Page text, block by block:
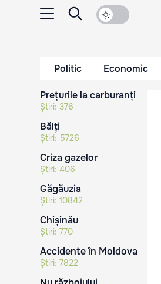
Politic Economic
Prețurile la carburanți
Știri: 376
Bălți
Știri: 5726
Criza gazelor
Știri: 406
Găgăuzia
Știri: 10842
Chișinău
Știri: 770
Accidente în Moldova
Știri: 7822